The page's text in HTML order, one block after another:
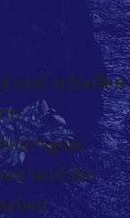
und schaffen
und die